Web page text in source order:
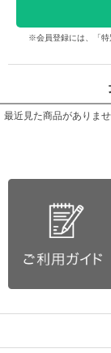
※会員登録には、「特
最近見た商品がありませ